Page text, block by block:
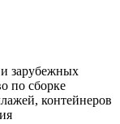
зарубежных
по сборке
контейнеров